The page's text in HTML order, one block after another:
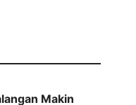
Makin